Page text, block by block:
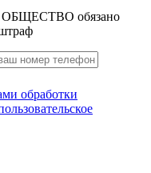
обязано
обработки